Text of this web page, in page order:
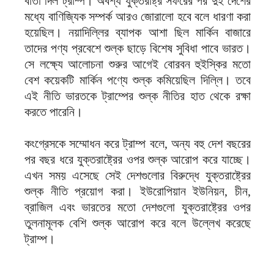
মধ্যে বাণিজ্যিক সম্পর্ক আরও জোরালো হবে বলে ধারণা করা
হয়েছিল। নয়াদিল্লির ব্যাপক আশা ছিল মার্কিন বাজারে
তাদের পণ্য প্রবেশে শুল্ক ছাড়ে বিশেষ সুবিধা পাবে ভারত।
সে লক্ষ্যে আলোচনা শুরুর আগেই বোরবন হুইস্কির মতো
বেশ কয়েকটি মার্কিন পণ্যে শুল্ক কমিয়েছিল দিল্লি। তবে
এই নীতি ভারতকে ট্রাম্পের শুল্ক নীতির হাত থেকে রক্ষা
করতে পারেনি।
কংগ্রেসকে সম্মোধন করে ট্রাম্প বলে, অন্য বহু দেশ বছরের
পর বছর ধরে যুক্তরাষ্ট্রের ওপর শুল্ক আরোপ করে যাচ্ছে।
এখন সময় এসেছে সেই দেশগুলোর বিরুদ্ধে যুক্তরাষ্ট্রের
শুল্ক নীতি প্রয়োগ করা। ইউরোপিয়ান ইউনিয়ন, চীন,
ব্রাজিল এবং ভারতের মতো দেশগুলো যুক্তরাষ্ট্রের ওপর
তুলনামূলক বেশি শুল্ক আরোপ করে বলে উল্লেখ করেছে
ট্রাম্প।